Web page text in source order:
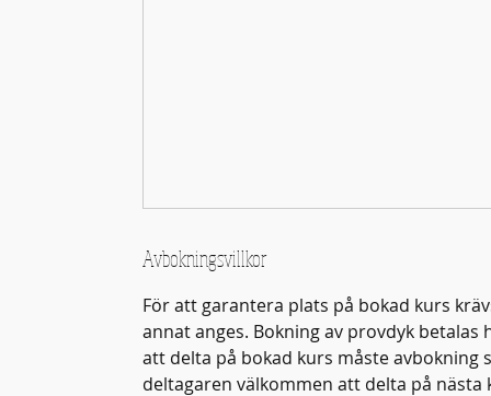
Avbokningsvillkor
För att garantera plats på bokad kurs
annat anges. Bokning av provdyk
att delta på bokad kurs måste avbokning
deltagaren välkommen att delta på